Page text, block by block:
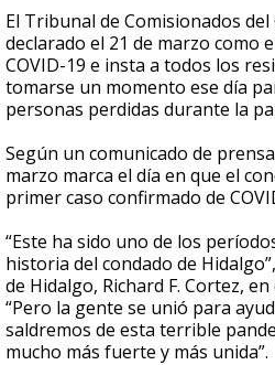
El Tribunal de Comisionados
declarado el 21 de marzo como
COVID-19 e insta a todos los
tomarse un momento ese día
personas perdidas durante la
Según un comunicado de
marzo marca el día en que el
primer caso confirmado de
“Este ha sido uno de los
historia del condado de
de Hidalgo, Richard F. Cortez,
“Pero la gente se unió para
saldremos de esta terrible
mucho más fuerte y más unida”.